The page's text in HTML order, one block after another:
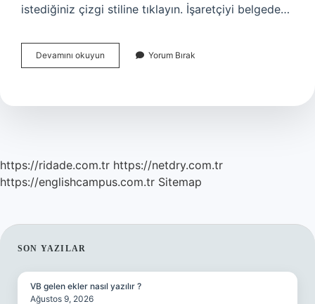
istediğiniz çizgi stiline tıklayın. İşaretçiyi belgede…
Devamını okuyun
Düz
Yapılır
Yorum Bırak
https://ridade.com.tr https://netdry.com.tr
https://englishcampus.com.tr Sitemap
SIDEBAR
SON YAZILAR
VB gelen ekler nasıl yazılır ?
Ağustos 9, 2026